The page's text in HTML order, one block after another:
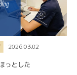
2026.03.02
っとした